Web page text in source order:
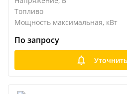
Топливо
Мощность максимальная, кВт
По запросу